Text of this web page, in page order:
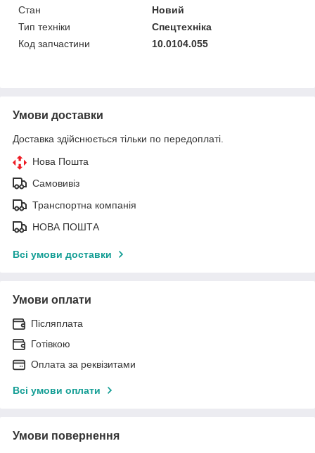
Стан
Новий
Тип техніки
Спецтехніка
Код запчастини
10.0104.055
Умови доставки
Доставка здійснюється тільки по передоплаті.
Нова Пошта
Самовивіз
Транспортна компанія
НОВА ПОШТА
Всі умови доставки
Умови оплати
Післяплата
Готівкою
Оплата за реквізитами
Всі умови оплати
Умови повернення